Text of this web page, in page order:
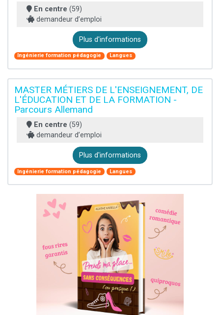
En centre (59)
demandeur d’emploi
Plus d'informations
Ingénierie formation pédagogie Langues
MASTER MÉTIERS DE L'ENSEIGNEMENT, DE
L'ÉDUCATION ET DE LA FORMATION -
Parcours Allemand
En centre (59)
demandeur d’emploi
Plus d'informations
Ingénierie formation pédagogie Langues